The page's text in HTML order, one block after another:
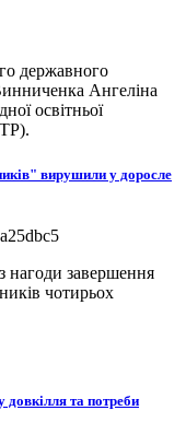
державного
Ангеліна
освітньої
вирушили у доросле
нагоди завершення
чотирьох
та потреби